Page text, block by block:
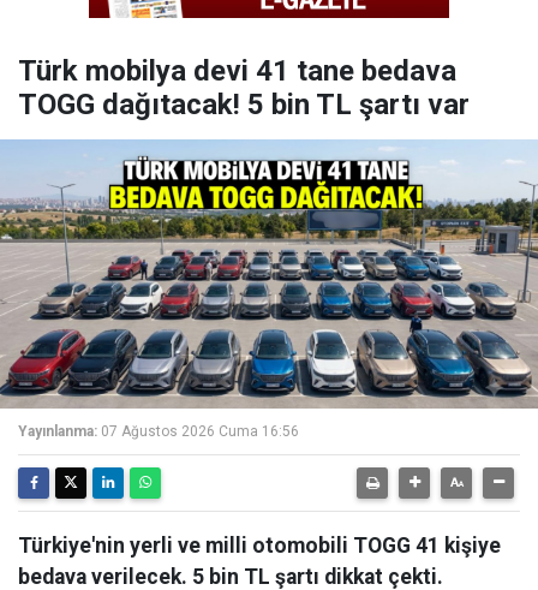
Türk mobilya devi 41 tane bedava
TOGG dağıtacak! 5 bin TL şartı var
Yayınlanma: 07 Ağustos 2026 Cuma 16:56
Türkiye'nin yerli ve milli otomobili TOGG 41 kişiye
bedava verilecek. 5 bin TL şartı dikkat çekti.